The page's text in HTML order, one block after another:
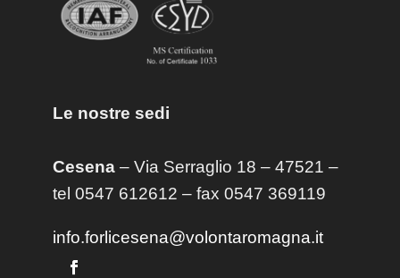
Le nostre sedi
Cesena– Via Serraglio 18 – 47521 –
tel 0547 612612 – fax 0547 369119
info.forlicesena@volontaromagna.it